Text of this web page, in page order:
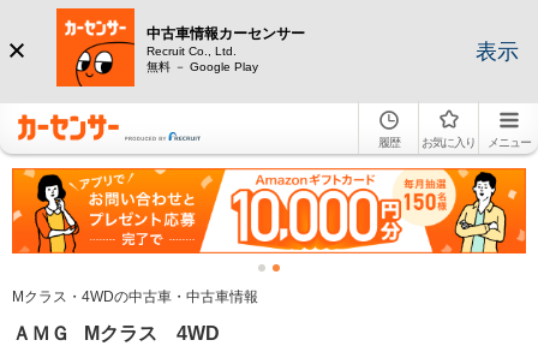
中古車情報カーセンサー
Recruit Co., Ltd.
無料 － Google Play
表示
履歴 お気に入り メニュー
Mクラス・4WDの中古車・中古車情報
ＡＭＧ Mクラス 4WD